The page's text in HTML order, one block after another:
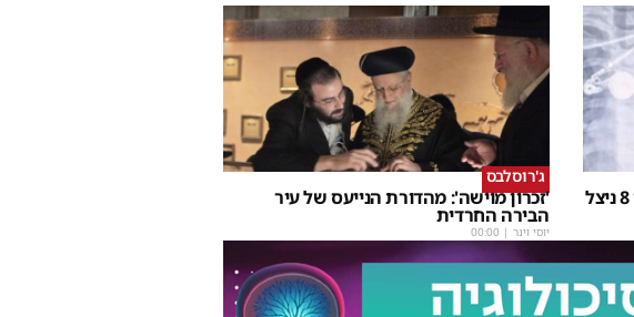
משחק תמים כמעט הסתיים באסון: בן 8 ניצל
ג'רוסלבס
'זכרון מוישה': מהדורת הנייעס של עיר
הבירה החרדית
יוסי וינר |
00:00